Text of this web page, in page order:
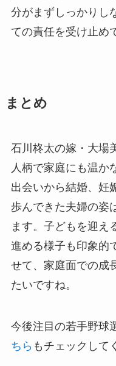
分がまずしっかりし
ての責任を受け止め
まとめ
石川柊太の嫁・大場
人柄で家庭にも温か
出会いから結婚、妊
歩んできた夫婦の姿
ます。子どもを迎え
進める様子も印象的
せて、家庭面での成
たいですね。
今後注目の若手野球
ちら もチェックして